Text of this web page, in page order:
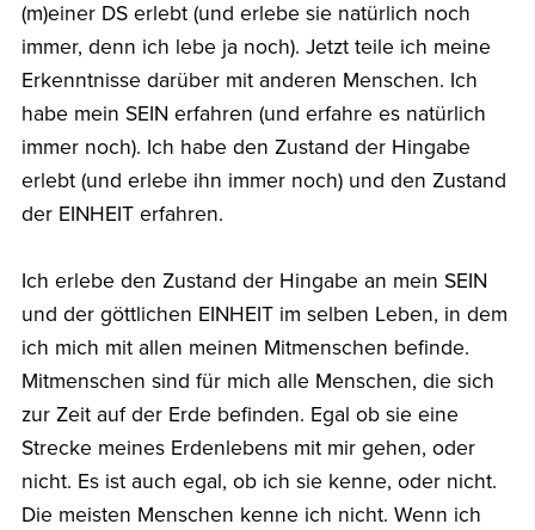
(m)einer DS erlebt (und erlebe sie natürlich noch
immer, denn ich lebe ja noch). Jetzt teile ich meine
Erkenntnisse darüber mit anderen Menschen. Ich
habe mein SEIN erfahren (und erfahre es natürlich
immer noch). Ich habe den Zustand der Hingabe
erlebt (und erlebe ihn immer noch) und den Zustand
der EINHEIT erfahren.
Ich erlebe den Zustand der Hingabe an mein SEIN
und der göttlichen EINHEIT im selben Leben, in dem
ich mich mit allen meinen Mitmenschen befinde.
Mitmenschen sind für mich alle Menschen, die sich
zur Zeit auf der Erde befinden. Egal ob sie eine
Strecke meines Erdenlebens mit mir gehen, oder
nicht. Es ist auch egal, ob ich sie kenne, oder nicht.
Die meisten Menschen kenne ich nicht. Wenn ich